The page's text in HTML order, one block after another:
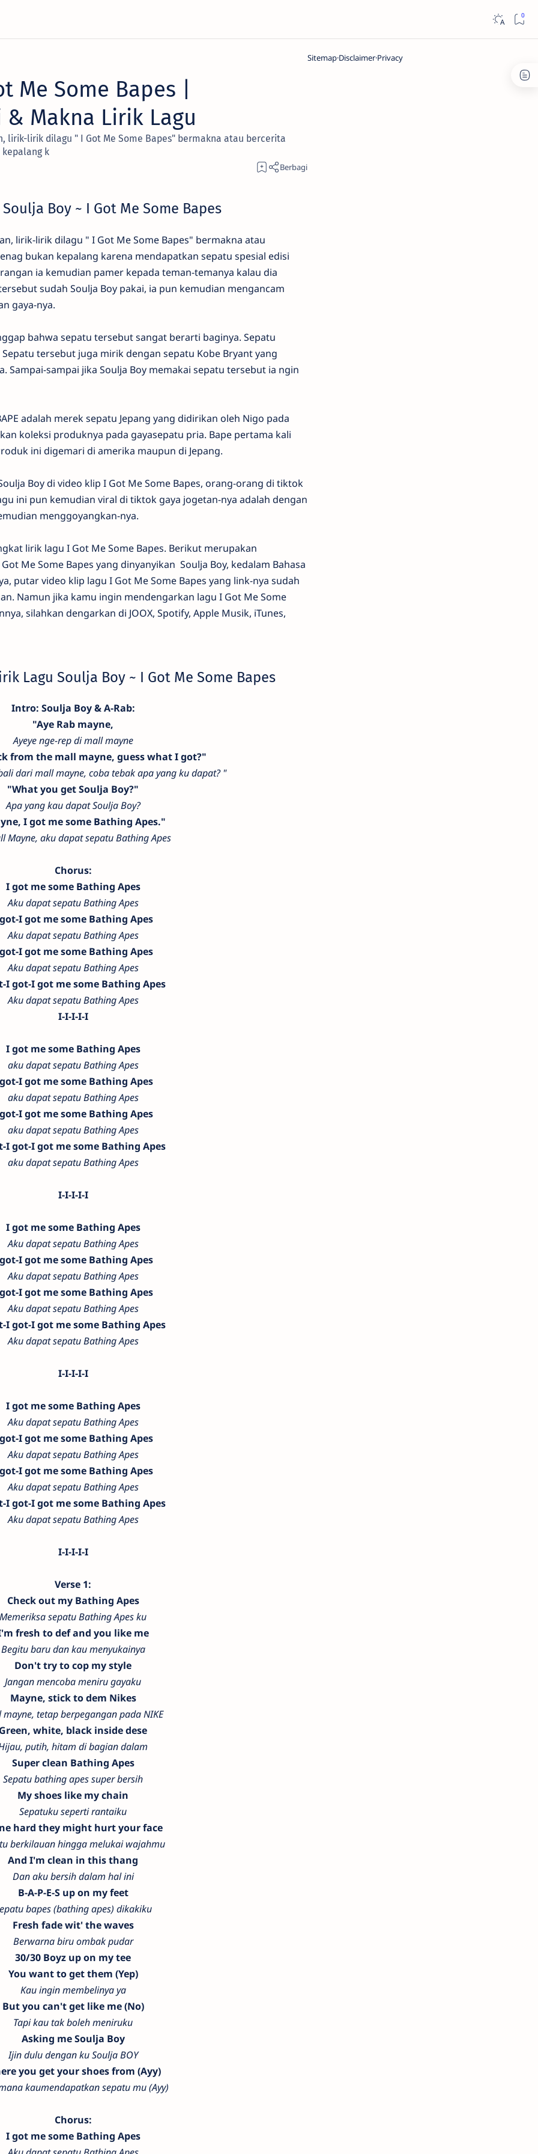
Me Some Bapes |
Makna Lirik Lagu
lirik-lirik dilagu " I Got Me Some Bapes" bermakna atau bercerita
k
Boy ~ I Got Me Some Bapes
lirik-lirik dilagu " I Got Me Some Bapes" bermakna atau
bukan kepalang karena mendapatkan sepatu spesial edisi
ia kemudian pamer kepada teman-temanya kalau dia
sudah Soulja Boy pakai, ia pun kemudian mengancam
gaya-nya.
bahwa sepatu tersebut sangat berarti baginya. Sepatu
tersebut juga mirik dengan sepatu Kobe Bryant yang
Sampai-sampai jika Soulja Boy memakai sepatu tersebut ia ngin
adalah merek sepatu Jepang yang didirikan oleh Nigo pada
koleksi produknya pada gayasepatu pria. Bape pertama kali
ini digemari di amerika maupun di Jepang.
Boy di video klip I Got Me Some Bapes, orang-orang di tiktok
ini pun kemudian viral di tiktok gaya jogetan-nya adalah dengan
menggoyangkan-nya.
lirik lagu I Got Me Some Bapes. Berikut merupakan
Me Some Bapes yang dinyanyikan Soulja Boy, kedalam Bahasa
putar video klip lagu I Got Me Some Bapes yang link-nya sudah
Namun jika kamu ingin mendengarkan lagu I Got Me Some
silahkan dengarkan di JOOX, Spotify, Apple Musik, iTunes,
Lagu Soulja Boy ~ I Got Me Some Bapes
Intro: Soulja Boy & A-Rab:
"Aye Rab mayne,
Ayeye nge-rep di mall mayne
from the mall mayne, guess what I got?"
dari mall mayne, coba tebak apa yang ku dapat? "
"What you get Soulja Boy?"
Apa yang kau dapat Soulja Boy?
I got me some Bathing Apes."
Mayne, aku dapat sepatu Bathing Apes
Chorus:
I got me some Bathing Apes
Aku dapat sepatu Bathing Apes
I got me some Bathing Apes
Aku dapat sepatu Bathing Apes
I got me some Bathing Apes
Aku dapat sepatu Bathing Apes
I got-I got me some Bathing Apes
Aku dapat sepatu Bathing Apes
I-I-I-I-I
I got me some Bathing Apes
aku dapat sepatu Bathing Apes
I got me some Bathing Apes
aku dapat sepatu Bathing Apes
I got me some Bathing Apes
aku dapat sepatu Bathing Apes
I got-I got me some Bathing Apes
aku dapat sepatu Bathing Apes
I-I-I-I-I
I got me some Bathing Apes
Aku dapat sepatu Bathing Apes
I got me some Bathing Apes
Aku dapat sepatu Bathing Apes
I got me some Bathing Apes
Aku dapat sepatu Bathing Apes
I got-I got me some Bathing Apes
Aku dapat sepatu Bathing Apes
I-I-I-I-I
I got me some Bathing Apes
Aku dapat sepatu Bathing Apes
I got me some Bathing Apes
Aku dapat sepatu Bathing Apes
I got me some Bathing Apes
Aku dapat sepatu Bathing Apes
I got-I got me some Bathing Apes
Aku dapat sepatu Bathing Apes
I-I-I-I-I
Verse 1:
Check out my Bathing Apes
Memeriksa sepatu Bathing Apes ku
fresh to def and you like me
Begitu baru dan kau menyukainya
Don't try to cop my style
Jangan mencoba meniru gayaku
Mayne, stick to dem Nikes
mayne, tetap berpegangan pada NIKE
Green, white, black inside dese
putih, hitam di bagian dalam
Super clean Bathing Apes
Sepatu bathing apes super bersih
My shoes like my chain
Sepatuku seperti rantaiku
hard they might hurt your face
berkilauan hingga melukai wajahmu
And I'm clean in this thang
Dan aku bersih dalam hal ini
B-A-P-E-S up on my feet
bapes (bathing apes) dikakiku
Fresh fade wit' the waves
Berwarna biru ombak pudar
30/30 Boyz up on my tee
You want to get them (Yep)
Kau ingin membelinya ya
But you can't get like me (No)
Tapi kau tak boleh meniruku
Asking me Soulja Boy
Ijin dulu dengan ku Soulja BOY
you get your shoes from (Ayy)
kaumendapatkan sepatu mu (Ayy)
Chorus:
I got me some Bathing Apes
SitemapDisclaimerPrivacy